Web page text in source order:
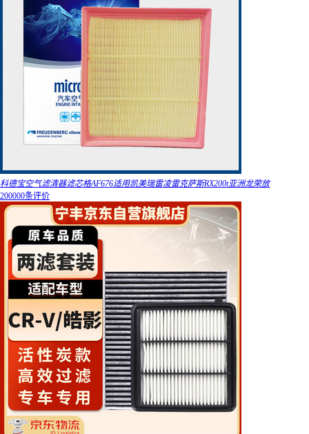
科德宝空气滤清器滤芯格AF676适用凯美瑞雷凌雷克萨斯RX200t亚洲龙荣放
200000条评价